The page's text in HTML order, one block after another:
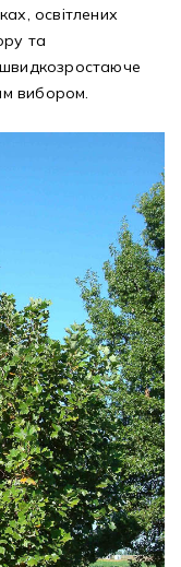
освітлених
та
вибором.